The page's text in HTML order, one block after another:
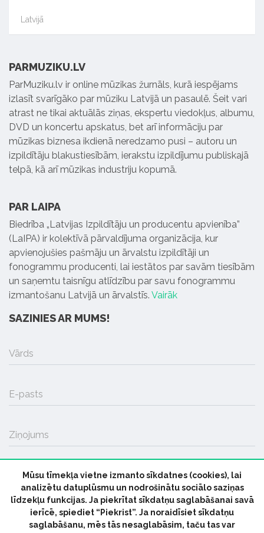
Latvijā
PARMUZIKU.LV
ParMuziku.lv ir online mūzikas žurnāls, kurā iespējams
izlasīt svarīgāko par mūziku Latvijā un pasaulē. Šeit vari
atrast ne tikai aktuālās ziņas, ekspertu viedokļus, albumu,
DVD un koncertu apskatus, bet arī informāciju par
mūzikas biznesa ikdienā neredzamo pusi – autoru un
izpildītāju blakustiesībām, ierakstu izpildījumu publiskajā
telpā, kā arī mūzikas industriju kopumā.
PAR LAIPA
Biedrība „Latvijas Izpildītāju un producentu apvienība”
(LaIPA) ir kolektīvā pārvaldījuma organizācija, kur
apvienojušies pašmāju un ārvalstu izpildītāji un
fonogrammu producenti, lai iestātos par savām tiesībām
un saņemtu taisnīgu atlīdzību par savu fonogrammu
izmantošanu Latvijā un ārvalstīs. Vairāk
SAZINIES AR MUMS!
Vārds
E-pasts
Ziņojums
SŪTĪT
Mūsu tīmekļa vietne izmanto sīkdatnes (cookies), lai
analizētu datuplūsmu un nodrošinātu sociālo saziņas
līdzekļu funkcijas. Ja piekrītat sīkdatņu saglabāšanai savā
ierīcē, spiediet “Piekrist”. Ja noraidīsiet sīkdatņu
saglabāšanu, mēs tās nesaglabāsim, taču tas var